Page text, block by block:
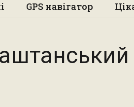
GPS навігатор